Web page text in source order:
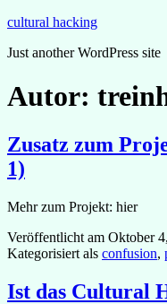
Zum
springen
cultural hacking
Just another WordPress site
Autor:
Zusatz zum
1)
Mehr zum Projekt: hier
Veröffentlicht am Oktober
Kategorisiert als confusion,
Ist das Cultural